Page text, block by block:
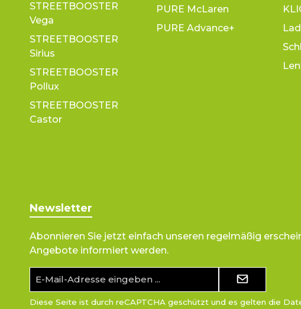
STREETBOOSTER
Vega
STREETBOOSTER
Sirius
STREETBOOSTER
Pollux
STREETBOOSTER
Castor
PURE McLaren
PURE Advance+
Newsletter
Abonnieren Sie jetzt einfach unseren regelmäßig
Angebote informiert werden.
Mail-
Adresse*
Diese Seite ist durch reCAPTCHA geschützt und es gelten die